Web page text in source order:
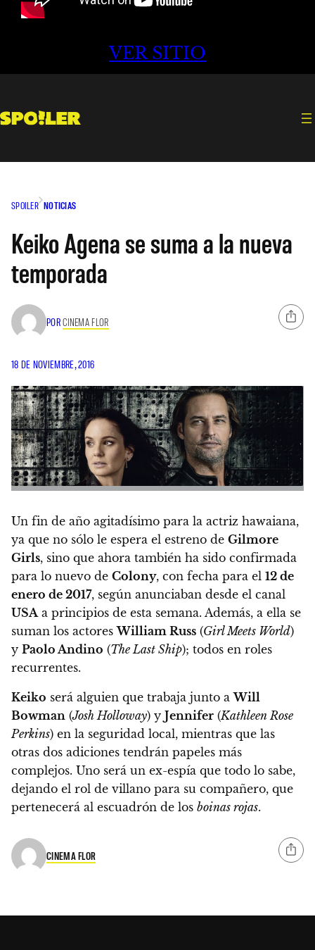
VER SITIO
SPOILER NOTICIAS
Keiko Agena se suma a la nueva
temporada
PORCINEMA FLOR
18 DE NOVIEMBRE, 2016
Un fin de año agitadísimo para la actriz hawaiana,
ya que no sólo le espera el estreno de Gilmore
Girls, sino que ahora también ha sido confirmada
para lo nuevo de Colony, con fecha para el 12 de
enero de 2017, según anunciaban desde el canal
USAa principios de esta semana. Además, a ella se
suman los actoresWilliam Russ (Girl Meets World)
y Paolo Andino (The Last Ship); todos en roles
recurrentes.
Keiko será alguien que trabaja junto aWill
Bowman (Josh Holloway) y Jennifer (Kathleen Rose
Perkins) en la seguridad local, mientras que las
otras dos adiciones tendrán papeles más
complejos. Uno será un ex-espía que todo lo sabe,
dejando el rol de villano para su compañero, que
pertenecerá al escuadrón de los boinas rojas.
CINEMA FLOR